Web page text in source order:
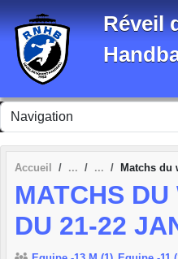
Réveil
Accueil Matchs du
MATCHS
DU 21-22